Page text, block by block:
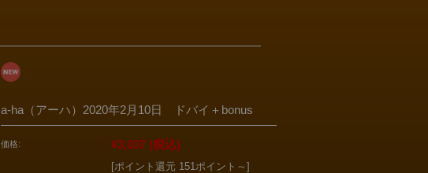
a-ha（アーハ）2020年2月10日 ドバイ＋bonus
価格: ¥3,037 (税込)
[ポイント還元 151ポイント～]